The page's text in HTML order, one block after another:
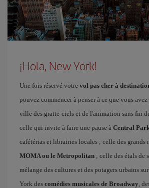
¡Hola, New York!
Une fois réservé votre vol pas cher à
pouvez commencer à penser à ce que vous
ville des gratte-ciels et de l'animation sans fin
celle qui invite à faire une pause à Central
cafétérias et librairies locales ; celle des grands
MOMA ou le Metropolitan ; celle des étals de
mélange des cultures et des potagers urbains
York des comédies musicales de Broadway,